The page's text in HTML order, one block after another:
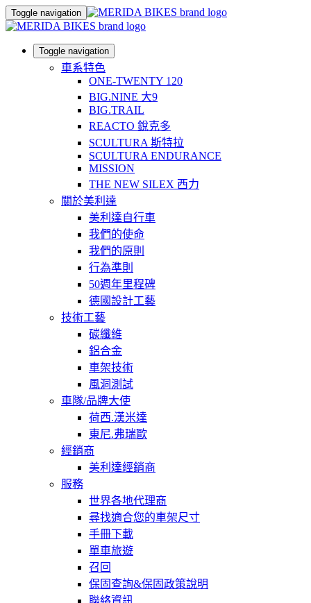
Toggle navigation
Toggle navigation
車系特色
ONE-TWENTY 120
BIG.NINE 大9
BIG.TRAIL
REACTO 銳克多
SCULTURA 斯特拉
SCULTURA ENDURANCE
MISSION
THE NEW SILEX 西力
關於美利達
美利達自行車
我們的使命
我們的原則
行為準則
50週年里程碑
德國設計工藝
技術工藝
碳纖維
鋁合金
車架技術
風洞測試
車隊/品牌大使
荷西.漢米達
東尼.弗瑞歐
經銷商
美利達經銷商
服務
世界各地代理商
尋找適合您的車架尺寸
手冊下載
單車旅遊
召回
保固查詢&保固政策說明
聯絡資訊